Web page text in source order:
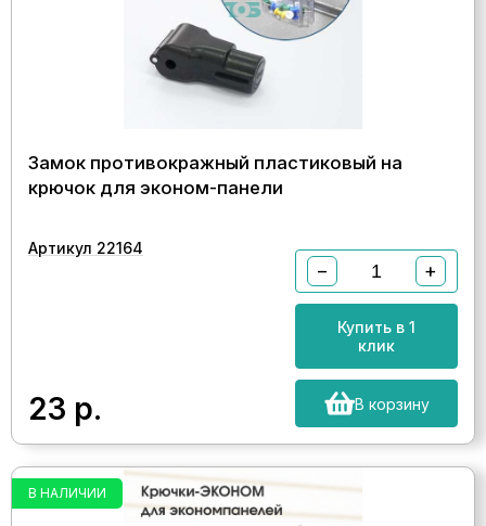
Замок противокражный пластиковый на
крючок для эконом-панели
Артикул 22164
23 р.
− +
Купить в 1
клик
В корзину
В НАЛИЧИИ